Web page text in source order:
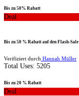
Bis zu 50% Rabatt
Deal
Bis zu 50 % Rabatt auf den Flash-Sale
Verifiziert durch Hannah Müller
Total Uses: 5205
Bis zu 20 % Rabatt
Deal